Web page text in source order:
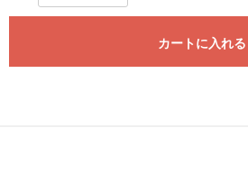
カートに入れる